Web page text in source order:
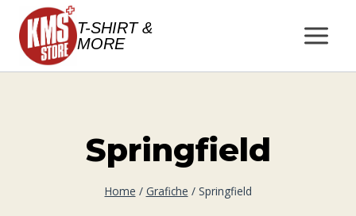
Salta
contenuto
T-SHIRT &
MORE
Springfield
Home / Grafiche / Springfield